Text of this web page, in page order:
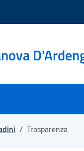
/ Trasparenza